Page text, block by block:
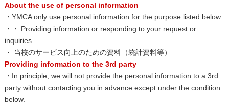
About the use of personal information
・YMCA only use personal information for the purpose listed below.
・・ Providing information or responding to your request or
inquiries
・ 当校のサービス向上のための資料（統計資料等）
Providing information to the 3rd party
・In principle, we will not provide the personal information to a 3rd
party without contacting you in advance except under the condition
below.